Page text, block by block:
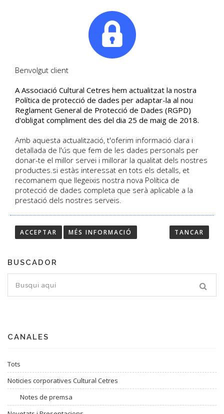
EXCURSIÓ A MONTSERRAT.
Una visita completa
completa
HOME / BLOG /
EXCURSIÓ A MONTSERRAT. UNA VISITA COMPLETA
BUSCADOR
CANALES
Tots
Noticies corporatives Cultural Cetres
Notes de premsa
Benvolgut client
A Associació Cultural Cetres hem actualitzat la nostra
Política de protecció de dades per adaptar-la al nou
Reglament General de Protecció de Dades (RGPD)
d'obligat compliment des del dia 25 de maig de 2018.
Amb aquesta actualització, t'oferim informació clara i
detallada de l'ús que fem de les dades personals per
donar-te el millor servei i millorar la qualitat dels nostres
productes.si estàs interessat en tots els detalls, et
recomanem que llegeixis nostra nova Política de
protecció de dades completa que serà aplicable a la
prestació dels nostres serveis.
ACCEPTAR MÉS INFORMACIÓ TANCAR